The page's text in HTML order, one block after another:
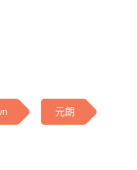
元朗